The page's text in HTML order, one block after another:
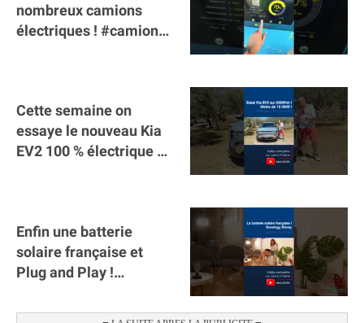
nombreux camions
électriques ! #camion
Cette semaine on
essaye le nouveau Kia
EV2 100 % électrique ⚡️!
Enfin une batterie
solaire française et
Plug and Play !
#batterie @gosunology